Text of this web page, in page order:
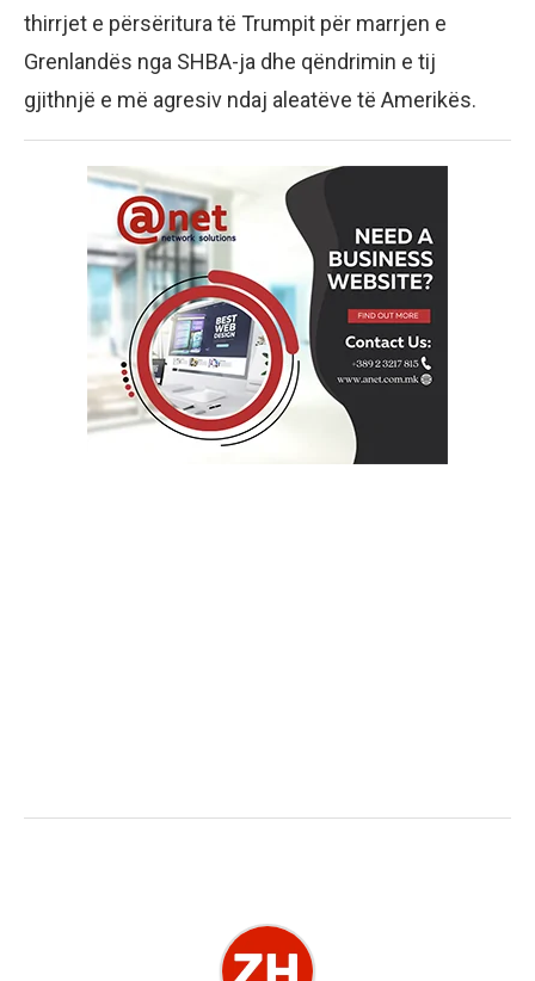
thirrjet e përsëritura të Trumpit për marrjen e
Grenlandës nga SHBA-ja dhe qëndrimin e tij
gjithnjë e më agresiv ndaj aleatëve të Amerikës.